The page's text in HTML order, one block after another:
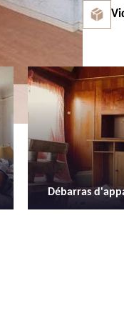
Débarras de